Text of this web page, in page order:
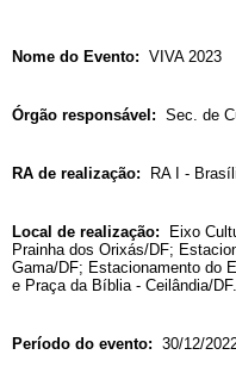
Nome do Evento: VIVA 2023
Órgão responsável: Sec. de
RA de realização: RA I -
Local de realização:
Eixo
Prainha dos Orixás/DF;
Gama/DF; Estacionamento do
e Praça da Bíblia - Ceilândia/DF.
Período do evento: 30/12/